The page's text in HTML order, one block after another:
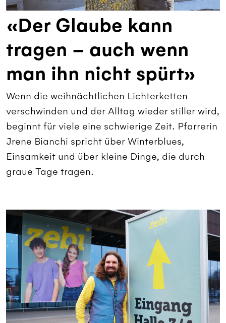
«Der Glaube kann
tragen – auch wenn
man ihn nicht spürt»
Wenn die weihnächtlichen Lichterketten
verschwinden und der Alltag wieder stiller wird,
beginnt für viele eine schwierige Zeit. Pfarrerin
Jrene Bianchi spricht über Winterblues,
Einsamkeit und über kleine Dinge, die durch
graue Tage tragen.